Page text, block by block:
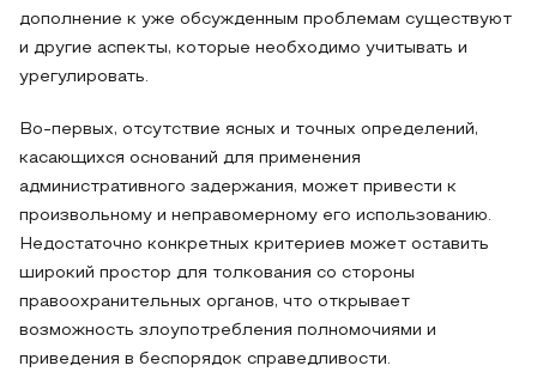
дополнение к уже обсужденным проблемам существуют
и другие аспекты, которые необходимо учитывать и
урегулировать.
Во-первых, отсутствие ясных и точных определений,
касающихся оснований для применения
административного задержания, может привести к
произвольному и неправомерному его использованию.
Недостаточно конкретных критериев может оставить
широкий простор для толкования со стороны
правоохранительных органов, что открывает
возможность злоупотребления полномочиями и
приведения в беспорядок справедливости.